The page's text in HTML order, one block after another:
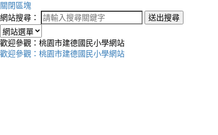
關閉區塊
網站搜尋：
送出搜尋
歡迎參觀：桃園市建德國民小學網站
歡迎參觀：桃園市建德國民小學網站